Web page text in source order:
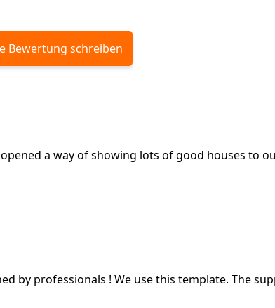
Bewertung schreiben
a way of showing lots of good houses to
by professionals ! We use this template. The